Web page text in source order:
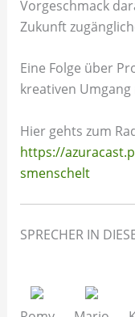
Vorgeschmack
Zukunft
Eine Folge über
kreativen
Hier gehts zum
https://
smenschelt
SPRECHER IN